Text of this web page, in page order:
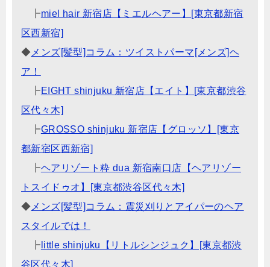
┣miel hair 新宿店【ミエルヘアー】[東京都新宿
区西新宿]
◆ メンズ[髪型]コラム：ツイストパーマ[メンズ]ヘ
ア！
┣EIGHT shinjuku 新宿店【エイト】[東京都渋谷
区代々木]
┣GROSSO shinjuku 新宿店【グロッソ】[東京
都新宿区西新宿]
┣ヘアリゾート粋 dua 新宿南口店【ヘアリゾー
トスイドゥオ】[東京都渋谷区代々木]
◆ メンズ[髪型]コラム：震災刈りとアイパーのヘア
スタイルでは！
┣ little shinjuku【リトルシンジュク】[東京都渋
谷区代々木]